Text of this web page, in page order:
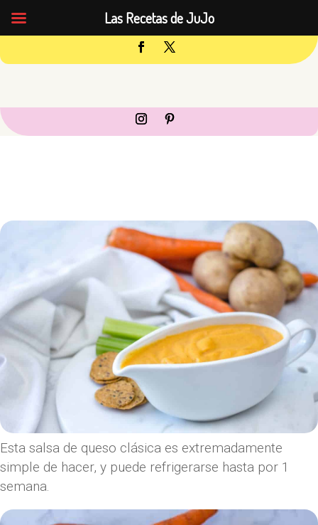
Esta salsa de queso clásica es extremadamente
simple de hacer, y puede refrigerarse hasta por 1
semana.
Las Recetas de JuJo